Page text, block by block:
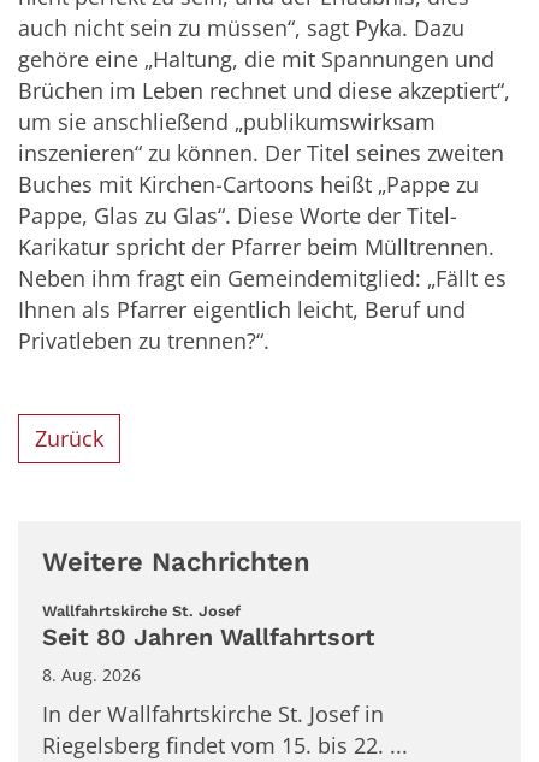
auch nicht sein zu müssen“, sagt Pyka. Dazu
gehöre eine „Haltung, die mit Spannungen und
Brüchen im Leben rechnet und diese akzeptiert“,
um sie anschließend „publikumswirksam
inszenieren“ zu können. Der Titel seines zweiten
Buches mit Kirchen-Cartoons heißt „Pappe zu
Pappe, Glas zu Glas“. Diese Worte der Titel-
Karikatur spricht der Pfarrer beim Mülltrennen.
Neben ihm fragt ein Gemeindemitglied: „Fällt es
Ihnen als Pfarrer eigentlich leicht, Beruf und
Privatleben zu trennen?“.
Zurück
Weitere Nachrichten
Wallfahrtskirche St. Josef:
Seit 80 Jahren Wallfahrtsort
8. Aug. 2026
In der Wallfahrtskirche St. Josef in
Riegelsberg findet vom 15. bis 22. ...